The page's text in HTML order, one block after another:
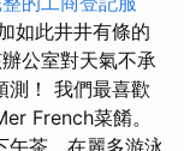
如此井井有條的
公室對天氣不承
測！ 我們最喜歡
French菜餚。
午茶，在麗多游泳